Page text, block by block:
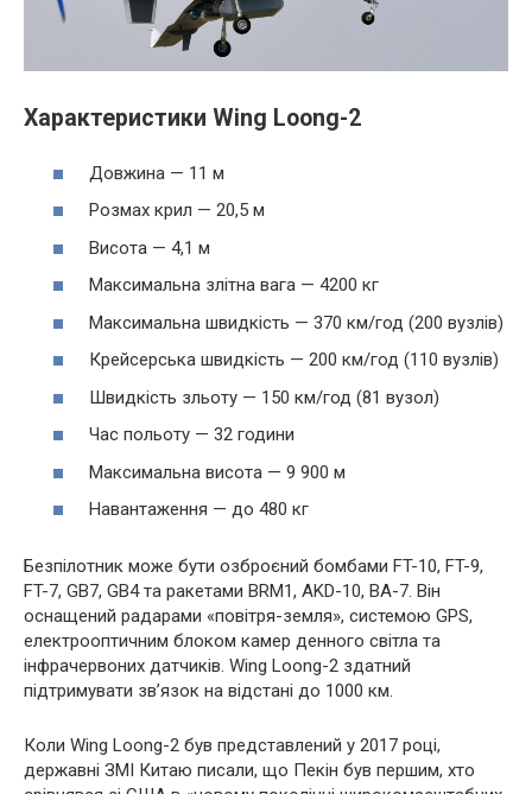
Характеристики Wing Loong-2
Довжина — 11 м
Розмах крил — 20,5 м
Висота — 4,1 м
Максимальна злітна вага — 4200 кг
Максимальна швидкість — 370 км/год (200 вузлів)
Крейсерська швидкість — 200 км/год (110 вузлів)
Швидкість зльоту — 150 км/год (81 вузол)
Час польоту — 32 години
Максимальна висота — 9 900 м
Навантаження — до 480 кг
Безпілотник може бути озброєний бомбами FT-10, FT-9,
FT-7, GB7, GB4 та ракетами BRM1, AKD-10, BA-7. Він
оснащений радарами «повітря-земля», системою GPS,
електрооптичним блоком камер денного світла та
інфрачервоних датчиків. Wing Loong-2 здатний
підтримувати зв’язок на відстані до 1000 км.
Коли Wing Loong-2 був представлений у 2017 році,
державні ЗМІ Китаю писали, що Пекін був першим, хто